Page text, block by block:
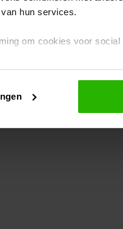
hun services.
om cookies voor
geplaatst. Je kunt je